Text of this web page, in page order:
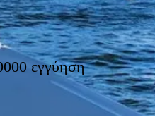
εγγύηση